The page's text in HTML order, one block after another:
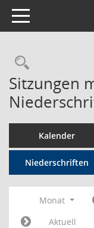
Toggle navigation
Sitzungen
Kalender
Niederschriften
Monat
Aktuell